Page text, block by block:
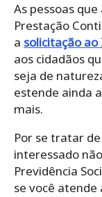
As pessoas
Prestação
a solicitação ao
aos cidadãos
seja de
estende ainda
mais.
Por se tratar
interessado
Previdência
se você